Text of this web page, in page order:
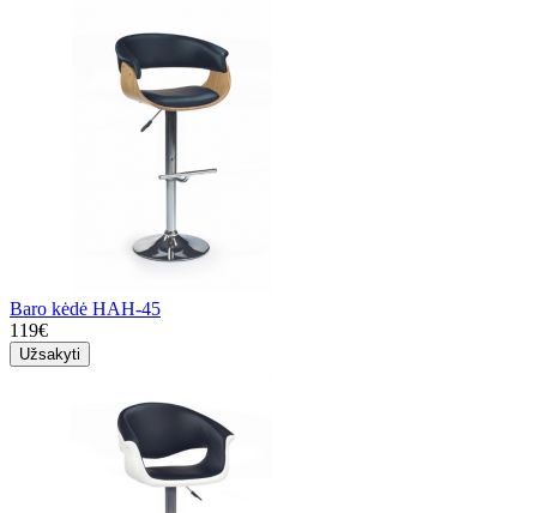
Baro kėdė HAH-45
119€
Užsakyti